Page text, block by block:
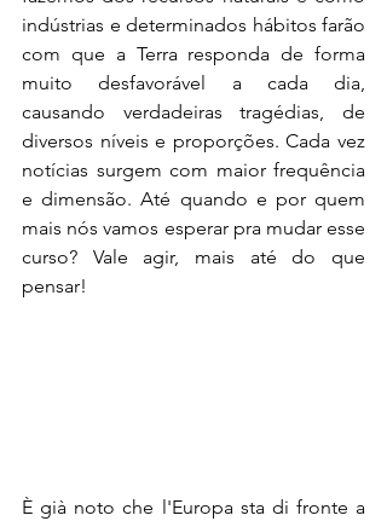
indústrias e determinados hábitos farão
com que a Terra responda de forma
muito desfavorável a cada dia,
causando verdadeiras tragédias, de
diversos níveis e proporções. Cada vez
notícias surgem com maior frequência
e dimensão. Até quando e por quem
mais nós vamos esperar pra mudar esse
curso? Vale agir, mais até do que
pensar!
È già noto che l'Europa sta di fronte a